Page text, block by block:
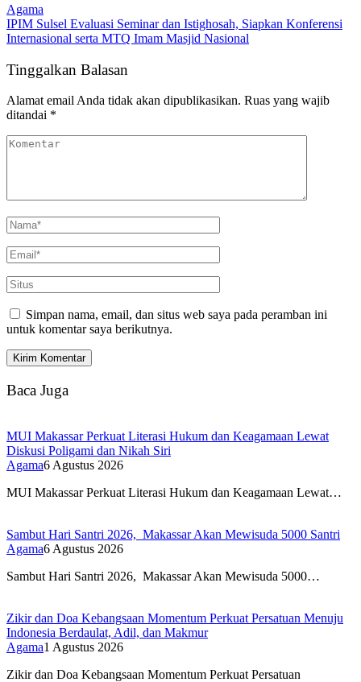
Agama
IPIM Sulsel Evaluasi Seminar dan Istighosah, Siapkan Konferensi
Internasional serta MTQ Imam Masjid Nasional
Tinggalkan Balasan
Alamat email Anda tidak akan dipublikasikan. Ruas yang wajib
ditandai *
Simpan nama, email, dan situs web saya pada peramban ini
untuk komentar saya berikutnya.
Baca Juga
MUI Makassar Perkuat Literasi Hukum dan Keagamaan Lewat
Diskusi Poligami dan Nikah Siri
Agama6 Agustus 2026
MUI Makassar Perkuat Literasi Hukum dan Keagamaan Lewat…
Sambut Hari Santri 2026, Makassar Akan Mewisuda 5000 Santri
Agama6 Agustus 2026
Sambut Hari Santri 2026, Makassar Akan Mewisuda 5000…
Zikir dan Doa Kebangsaan Momentum Perkuat Persatuan Menuju
Indonesia Berdaulat, Adil, dan Makmur
Agama1 Agustus 2026
Zikir dan Doa Kebangsaan Momentum Perkuat Persatuan